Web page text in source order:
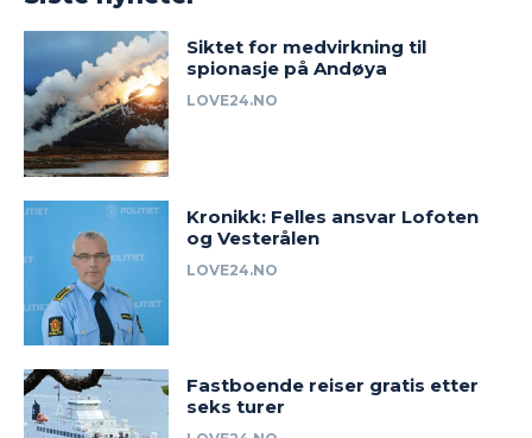
Siktet for medvirkning til
spionasje på Andøya
LOVE24.NO
Kronikk: Felles ansvar Lofoten
og Vesterålen
LOVE24.NO
Fastboende reiser gratis etter
seks turer